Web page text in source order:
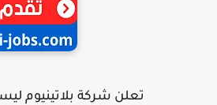
تعلن شركة بلاتينيوم